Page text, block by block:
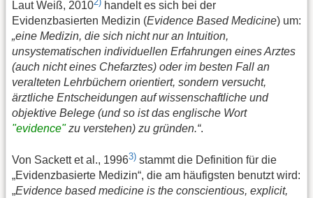
Laut Weiß, 2010
handelt es sich bei der
Evidenzbasierten Medizin (Evidence Based Medicine) um:
„eine Medizin, die sich nicht nur an Intuition,
unsystematischen individuellen Erfahrungen eines Arztes
(auch nicht eines Chefarztes) oder im besten Fall an
veralteten Lehrbüchern orientiert, sondern versucht,
ärztliche Entscheidungen auf wissenschaftliche und
objektive Belege (und so ist das englische Wort
"evidence"zu verstehen) zu gründen.“.
Von Sackett et al., 19963) stammt die Definition für die
„Evidenzbasierte Medizin“, die am häufigsten benutzt wird:
„Evidence based medicine is the conscientious, explicit,